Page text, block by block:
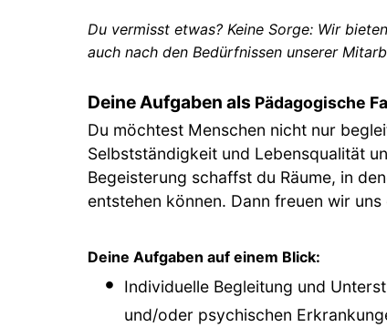
Du vermisst etwas? Keine Sorge: Wir
auch nach den Bedürfnissen unserer
Deine Aufgaben als Pädagogische
Du möchtest Menschen nicht nur
Selbstständigkeit und Lebensqualität
Begeisterung schaffst du Räume, in
entstehen können. Dann freuen wir
Deine Aufgaben auf einem Blick:
Individuelle Begleitung und
und/oder psychischen